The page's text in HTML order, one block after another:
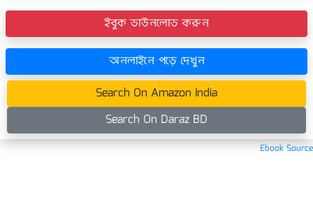
ইবুক ডাউনলোড করুন
অনলাইনে পড়ে দেখুন
Search On Amazon India
Search On Daraz BD
Ebook Source